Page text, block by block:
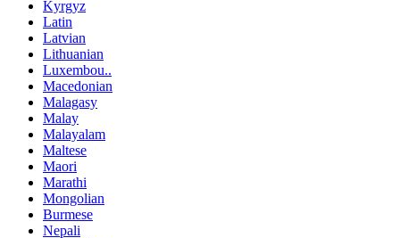
Kyrgyz
Latin
Latvian
Lithuanian
Luxembou..
Macedonian
Malagasy
Malay
Malayalam
Maltese
Maori
Marathi
Mongolian
Burmese
Nepali